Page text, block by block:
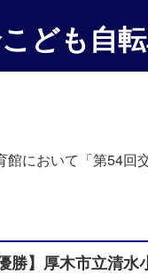
こども自
において「第54
優勝】厚木市立清